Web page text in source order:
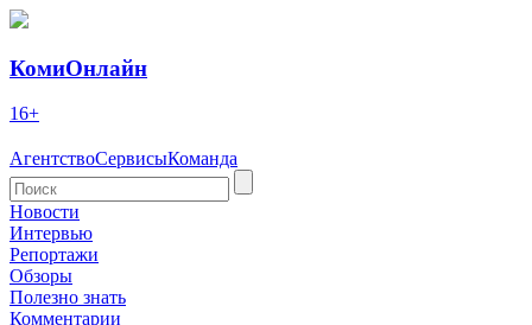
КомиОнлайн
16+
АгентствоСервисыКоманда
Новости
Интервью
Репортажи
Обзоры
Полезно знать
Комментарии